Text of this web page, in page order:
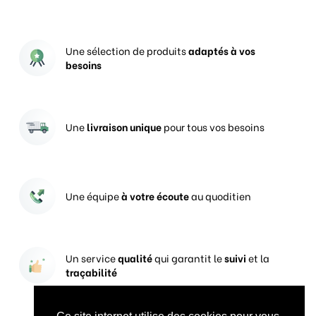
Une sélection de produitsadaptés à vos
besoins
Unelivraison uniquepour tous vos besoins
Une équipeà votre écouteau quoditien
Un servicequalitéqui garantit lesuiviet la
traçabilité